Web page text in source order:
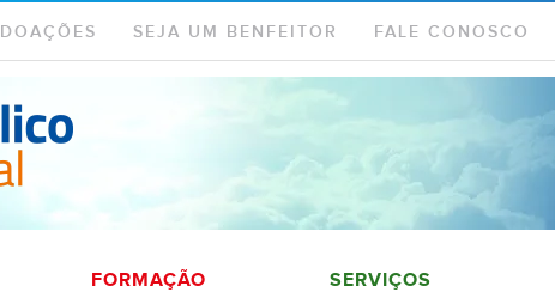
DOAÇÕES SEJA UM BENFEITOR FALE CONOSCO
FORMAÇÃO SERVIÇOS